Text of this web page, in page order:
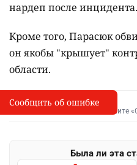
нардеп после инцидента.
Кроме того, Парасюк
он якобы "крышует"
области.
I
Сообщить об опечатке
Выделите фрагмент и нажмите
Была ли эта
Сообщить об ошибке